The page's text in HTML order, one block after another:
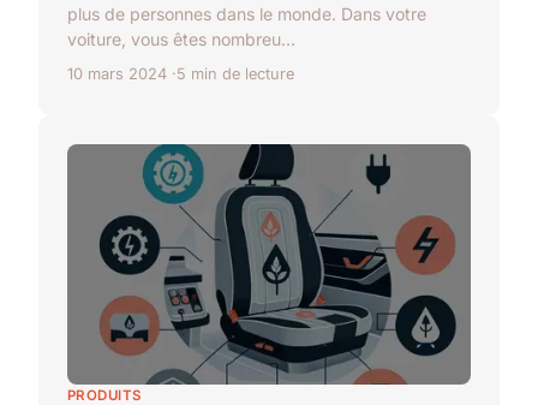
plus de personnes dans le monde. Dans votre
voiture, vous êtes nombreu...
10 mars 2024 5 min de lecture
PRODUITS